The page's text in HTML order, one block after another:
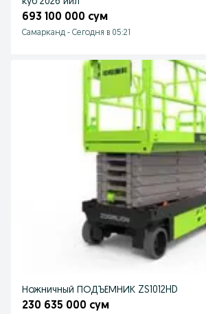
693 100 000 сум
Самарканд - Сегодня в 05:21
Ножничный ПОДЪЕМНИК ZS1012HD
230 635 000 сум